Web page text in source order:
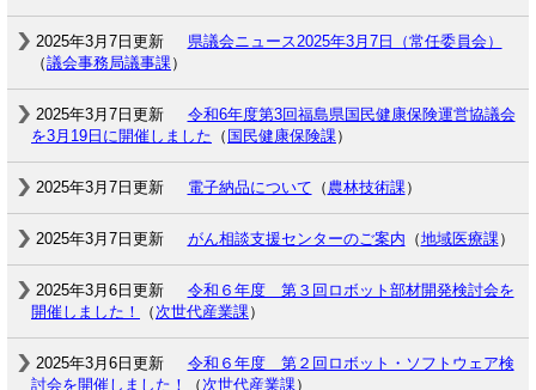
2025年3月7日更新
県議会ニュース2025年3月7日（常任委員会）
（議会事務局議事課）
2025年3月7日更新
令和6年度第3回福島県国民健康保険運営協議会
を3月19日に開催しました （ 国民健康保険課）
2025年3月7日更新 電子納品について （ 農林技術課）
2025年3月7日更新 がん相談支援センターのご案内 （地域医療課）
2025年3月6日更新
令和６年度 第３回ロボット部材開発検討会を
開催しました！
（次世代産業課）
2025年3月6日更新
令和６年度 第２回ロボット・ソフトウェア検
討会を開催しました！
（次世代産業課）